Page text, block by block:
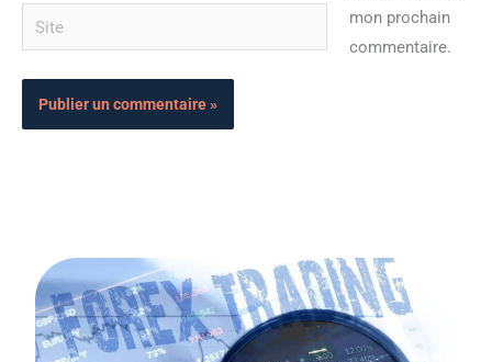
Site
mon prochain
commentaire.